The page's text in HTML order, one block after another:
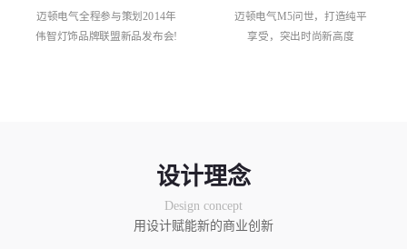
迈顿电气全程参与策划2014年
伟智灯饰品牌联盟新品发布会!
迈顿电气M5问世，打造纯平
享受，突出时尚新高度
设计理念
Design concept
用设计赋能新的商业创新